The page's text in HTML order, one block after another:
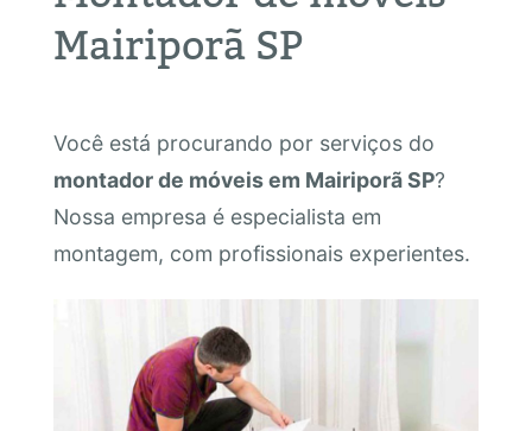
Mairiporã SP
Você está procurando por serviços do
montador de móveis em Mairiporã SP?
Nossa empresa é especialista em
montagem, com profissionais experientes.